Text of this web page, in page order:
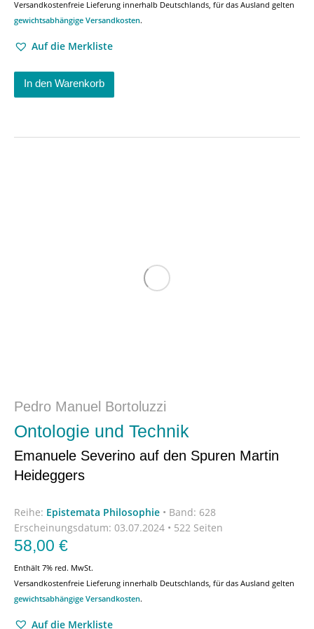
Versandkostenfreie Lieferung innerhalb Deutschlands, für das Ausland gelten
gewichtsabhängige Versandkosten.
Auf die Merkliste
In den Warenkorb
Pedro Manuel Bortoluzzi
Ontologie und Technik
Emanuele Severino auf den Spuren Martin
Heideggers
Reihe: Epistemata Philosophie • Band: 628
Erscheinungsdatum: 03.07.2024 • 522 Seiten
58,00 €
Enthält 7% red. MwSt.
Versandkostenfreie Lieferung innerhalb Deutschlands, für das Ausland gelten
gewichtsabhängige Versandkosten.
Auf die Merkliste